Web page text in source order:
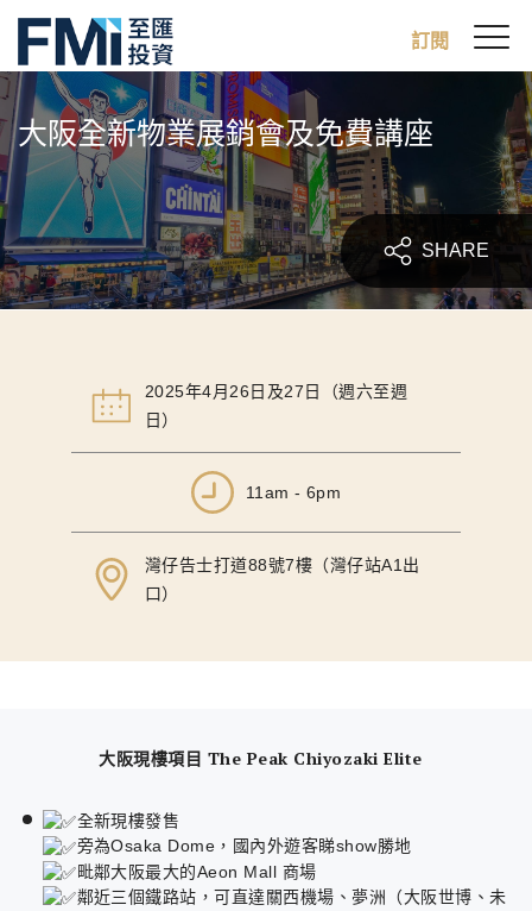
Skip
to
main
content
訂閱
大阪全新物業展銷會及免費講座
SHARE
2025年4月26日及27日（週六至週
日）
11am - 6pm
灣仔告士打道88號7樓（灣仔站A1出
口）
大阪現樓項目 The Peak Chiyozaki Elite
全新現樓發售
旁為Osaka Dome，國內外遊客睇show勝地
毗鄰大阪最大的Aeon Mall 商場
鄰近三個鐵路站，可直達關西機場、夢洲（大阪世博、未